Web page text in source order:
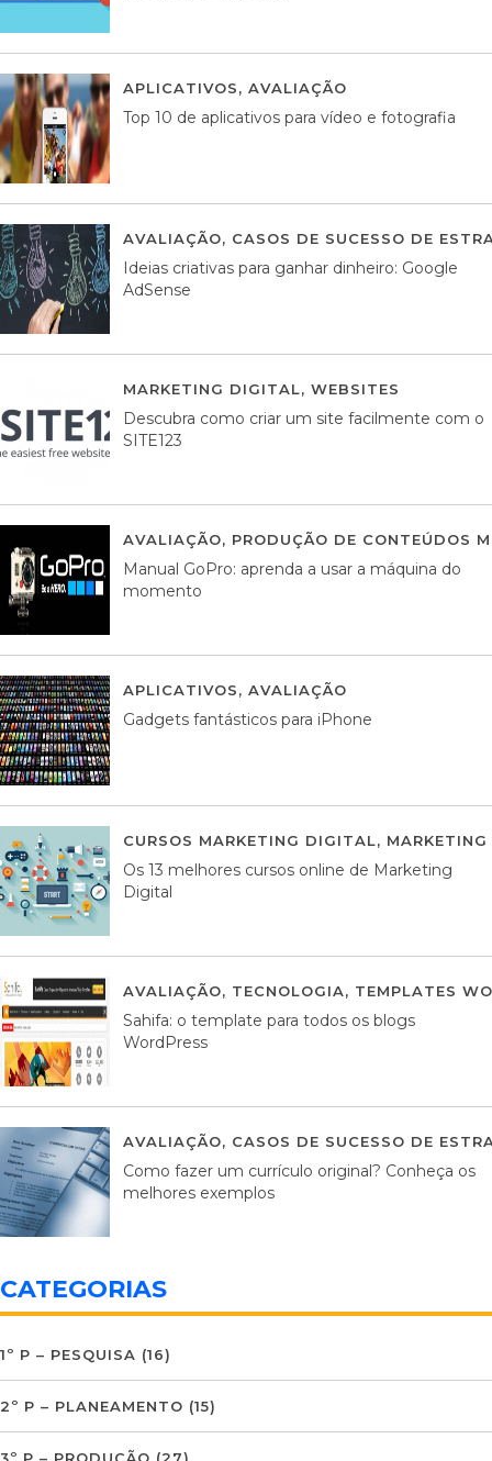
APLICATIVOS, AVALIAÇÃO
Top 10 de aplicativos para vídeo e fotografia
AVALIAÇÃO, CASOS DE SUCESSO DE
Ideias criativas para ganhar dinheiro: Google
AdSense
MARKETING DIGITAL, WEBSITES
Descubra como criar um site facilmente com o
SITE123
AVALIAÇÃO, PRODUÇÃO DE CONTEÚDOS
Manual GoPro: aprenda a usar a máquina do
momento
APLICATIVOS, AVALIAÇÃO
Gadgets fantásticos para iPhone
CURSOS MARKETING DIGITAL,
Os 13 melhores cursos online de Marketing
Digital
AVALIAÇÃO, TECNOLOGIA, TEMPLATES
Sahifa: o template para todos os blogs
WordPress
AVALIAÇÃO, CASOS DE SUCESSO DE
Como fazer um currículo original? Conheça os
melhores exemplos
CATEGORIAS
1º P – PESQUISA (16)
2º P – PLANEAMENTO (15)